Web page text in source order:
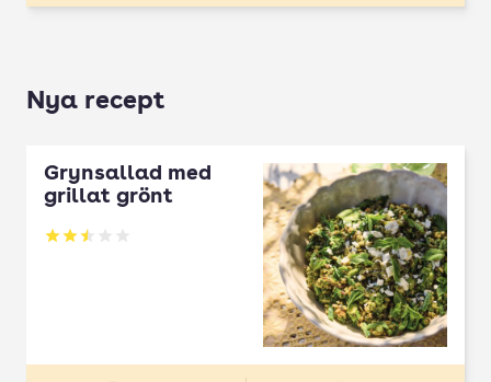
Nya recept
Grynsallad med
grillat grönt
Betyg: 2.5 av 5